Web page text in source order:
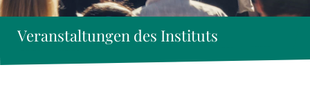
Veranstaltungen des Instituts